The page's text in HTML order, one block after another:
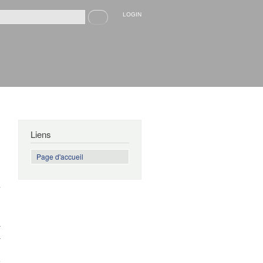
de recherche
Recherche LOGIN
Liens
Page d'accueil